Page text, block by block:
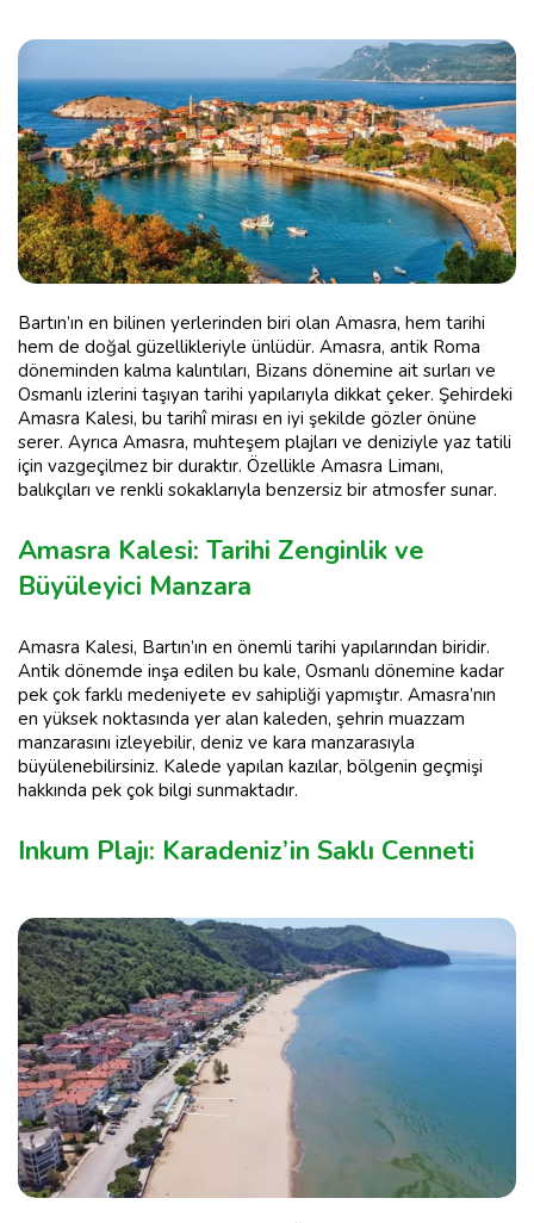
Bartın’ın en bilinen yerlerinden biri olan Amasra, hem tarihi
hem de doğal güzellikleriyle ünlüdür. Amasra, antik Roma
döneminden kalma kalıntıları, Bizans dönemine ait surları ve
Osmanlı izlerini taşıyan tarihi yapılarıyla dikkat çeker. Şehirdeki
Amasra Kalesi, bu tarihî mirası en iyi şekilde gözler önüne
serer. Ayrıca Amasra, muhteşem plajları ve deniziyle yaz tatili
için vazgeçilmez bir duraktır. Özellikle Amasra Limanı,
balıkçıları ve renkli sokaklarıyla benzersiz bir atmosfer sunar.
Amasra Kalesi: Tarihi Zenginlik ve
Büyüleyici Manzara
Amasra Kalesi, Bartın’ın en önemli tarihi yapılarından biridir.
Antik dönemde inşa edilen bu kale, Osmanlı dönemine kadar
pek çok farklı medeniyete ev sahipliği yapmıştır. Amasra’nın
en yüksek noktasında yer alan kaleden, şehrin muazzam
manzarasını izleyebilir, deniz ve kara manzarasıyla
büyülenebilirsiniz. Kalede yapılan kazılar, bölgenin geçmişi
hakkında pek çok bilgi sunmaktadır.
Inkum Plajı: Karadeniz’in Saklı Cenneti